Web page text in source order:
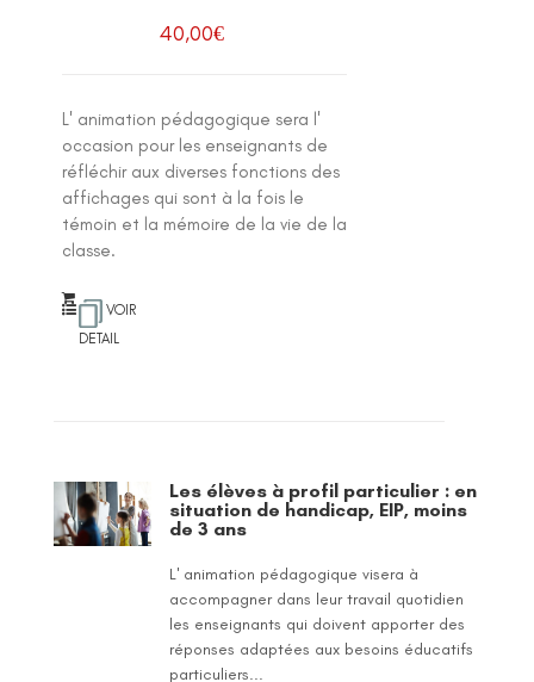
40,00€
L' animation pédagogique sera l'
occasion pour les enseignants de
réfléchir aux diverses fonctions des
affichages qui sont à la fois le
témoin et la mémoire de la vie de la
classe.
VOIR
DETAIL
Les élèves à profil particulier : en
situation de handicap, EIP, moins
de 3 ans
L' animation pédagogique visera à
accompagner dans leur travail quotidien
les enseignants qui doivent apporter des
réponses adaptées aux besoins éducatifs
particuliers...